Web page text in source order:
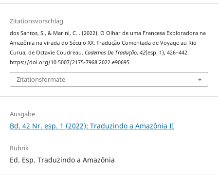
Zitationsvorschlag
dos Santos, S., & Marini, C. . (2022). O Olhar de uma Francesa Exploradora na
Amazônia na virada do Século XX: Tradução Comentada de Voyage au Rio
Curua, de Octavie Coudreau. Cadernos De Tradução, 42(esp. 1), 426–442.
https://doi.org/10.5007/2175-7968.2022.e90695
Zitationsformate
Ausgabe
Bd. 42 Nr. esp. 1 (2022): Traduzindo a Amazônia II
Rubrik
Ed. Esp. Traduzindo a Amazônia